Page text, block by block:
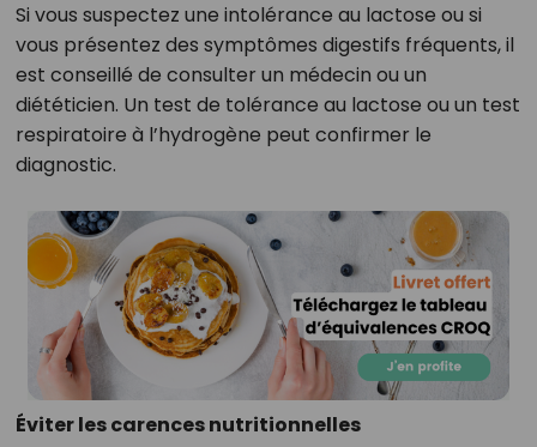
Si vous suspectez une intolérance au lactose ou si
vous présentez des symptômes digestifs fréquents, il
est conseillé de consulter un médecin ou un
diététicien. Un test de tolérance au lactose ou un test
respiratoire à l’hydrogène peut confirmer le
diagnostic.
Éviter les carences nutritionnelles